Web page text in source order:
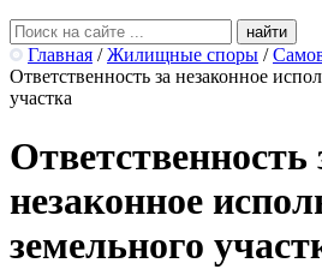
Главная / Жилищные споры /
Ответственность за незаконное
участка
Ответственность
незаконное
земельного